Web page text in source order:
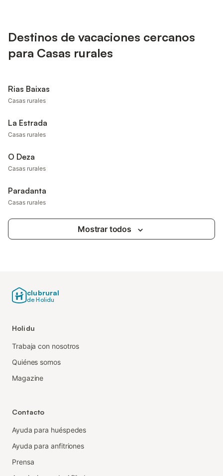
Destinos de vacaciones cercanos
para Casas rurales
Rias Baixas
Casas rurales
La Estrada
Casas rurales
O Deza
Casas rurales
Paradanta
Casas rurales
Mostrar todos
clubrural
de Holidu
Holidu
Trabaja con nosotros
Quiénes somos
Magazine
Contacto
Ayuda para huéspedes
Ayuda para anfitriones
Prensa